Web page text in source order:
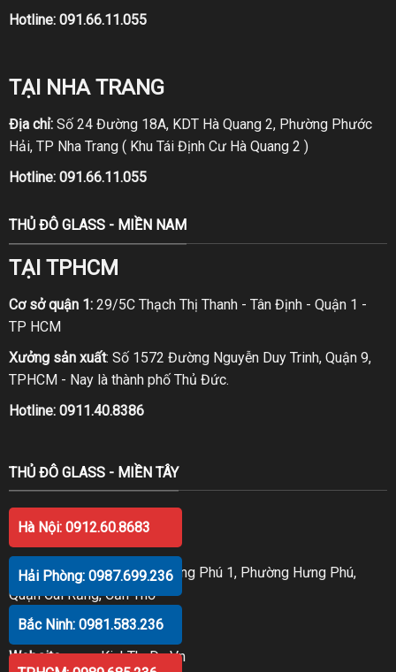
Hotline: 091.66.11.055
TẠI NHA TRANG
Địa chỉ:Số 24 Đường 18A, KDT Hà Quang 2, Phường Phước
Hải, TP Nha Trang ( Khu Tái Định Cư Hà Quang 2 )
Hotline: 091.66.11.055
THỦ ĐÔ GLASS - MIỀN NAM
TẠI TPHCM
Cơ sở quận 1:29/5C Thạch Thị Thanh - Tân Định - Quận 1 -
TP HCM
Xưởng sản xuất: Số 1572 Đường Nguyễn Duy Trinh, Quận 9,
TPHCM - Nay là thành phố Thủ Đức.
Hotline: 0911.40.8386
THỦ ĐÔ GLASS - MIỀN TÂY
TẠI CẦN THƠ
Số 98 Trần Văn Trà, KDC Hưng Phú 1, Phường Hưng Phú,
Quận Cái Răng, Cần Thơ
Hotline:0914.20.8386
Website:www.KinhThuDo.Vn
Hà Nội: 0912.60.8683
Hải Phòng: 0987.699.236
Bắc Ninh: 0981.583.236